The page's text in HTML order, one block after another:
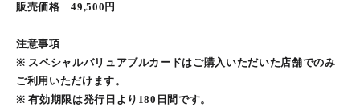
販売価格 49,500円
注意事項
※ スペシャルバリュアブルカードはご購入いただいた店舗でのみ
ご利用いただけます。
※ 有効期限は発行日より180日間です。